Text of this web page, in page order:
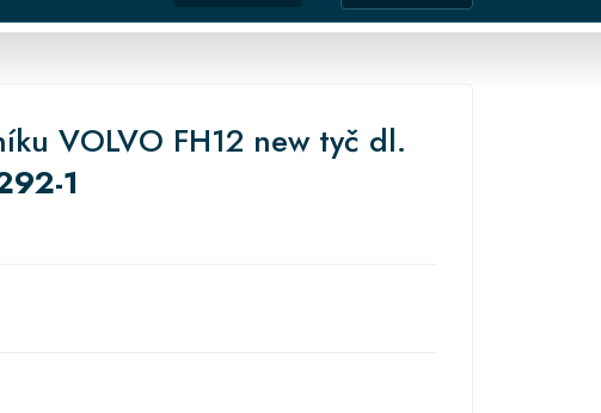
VOLVO FH12 new tyč dl.
1